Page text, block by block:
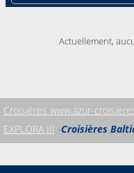
Actuellement,
Croisières www.azur-
EXPLORA III
Croisières